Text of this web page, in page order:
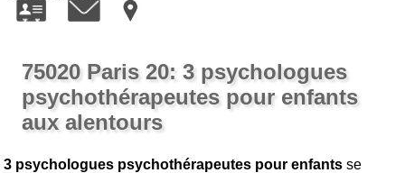
75020 Paris 20: 3 psychologues
psychothérapeutes pour enfants
aux alentours
3 psychologues psychothérapeutes pour enfants se